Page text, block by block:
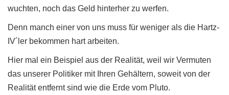
wuchten, noch das Geld hinterher zu werfen.
Denn manch einer von uns muss für weniger als die Hartz-
IV´ler bekommen hart arbeiten.
Hier mal ein Beispiel aus der Realität, weil wir Vermuten
das unserer Politiker mit Ihren Gehältern, soweit von der
Realität entfernt sind wie die Erde vom Pluto.